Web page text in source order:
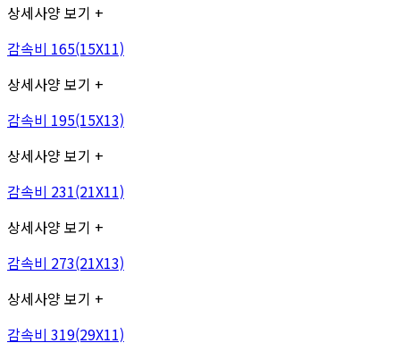
상세사양 보기 +
감속비 165(15X11)
상세사양 보기 +
감속비 195(15X13)
상세사양 보기 +
감속비 231(21X11)
상세사양 보기 +
감속비 273(21X13)
상세사양 보기 +
감속비 319(29X11)